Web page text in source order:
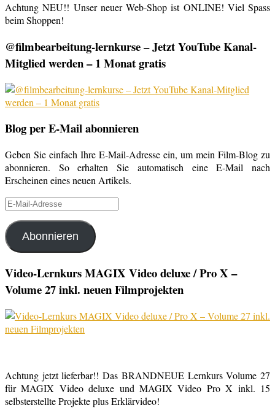
Achtung NEU!! Unser neuer Web-Shop ist ONLINE! Viel Spass
beim Shoppen!
@filmbearbeitung-lernkurse – Jetzt YouTube Kanal-
Mitglied werden – 1 Monat gratis
Blog per E-Mail abonnieren
Geben Sie einfach Ihre E-Mail-Adresse ein, um mein Film-Blog zu
abonnieren. So erhalten Sie automatisch eine E-Mail nach
Erscheinen eines neuen Artikels.
E-
Adresse
Abonnieren
Video-Lernkurs MAGIX Video deluxe / Pro X –
Volume 27 inkl. neuen Filmprojekten
Achtung jetzt lieferbar!! Das BRANDNEUE Lernkurs Volume 27
für MAGIX Video deluxe und MAGIX Video Pro X inkl. 15
selbsterstellte Projekte plus Erklärvideo!